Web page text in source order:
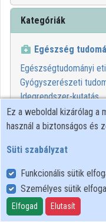
Kategóriák
Egészség
Egészségtudományi
Gyógyszerészeti
Idegrendszer-kutatás
Orvostudomány
Felhasználói szabályzat
Adatkezelési tájékoztató
Süti szabályzat
Ez a weboldal kizárólag a
használ a biztonságos és
Süti szabályzat
Funkcionális sütik
Személyes sütik
Elfogad Elutasít